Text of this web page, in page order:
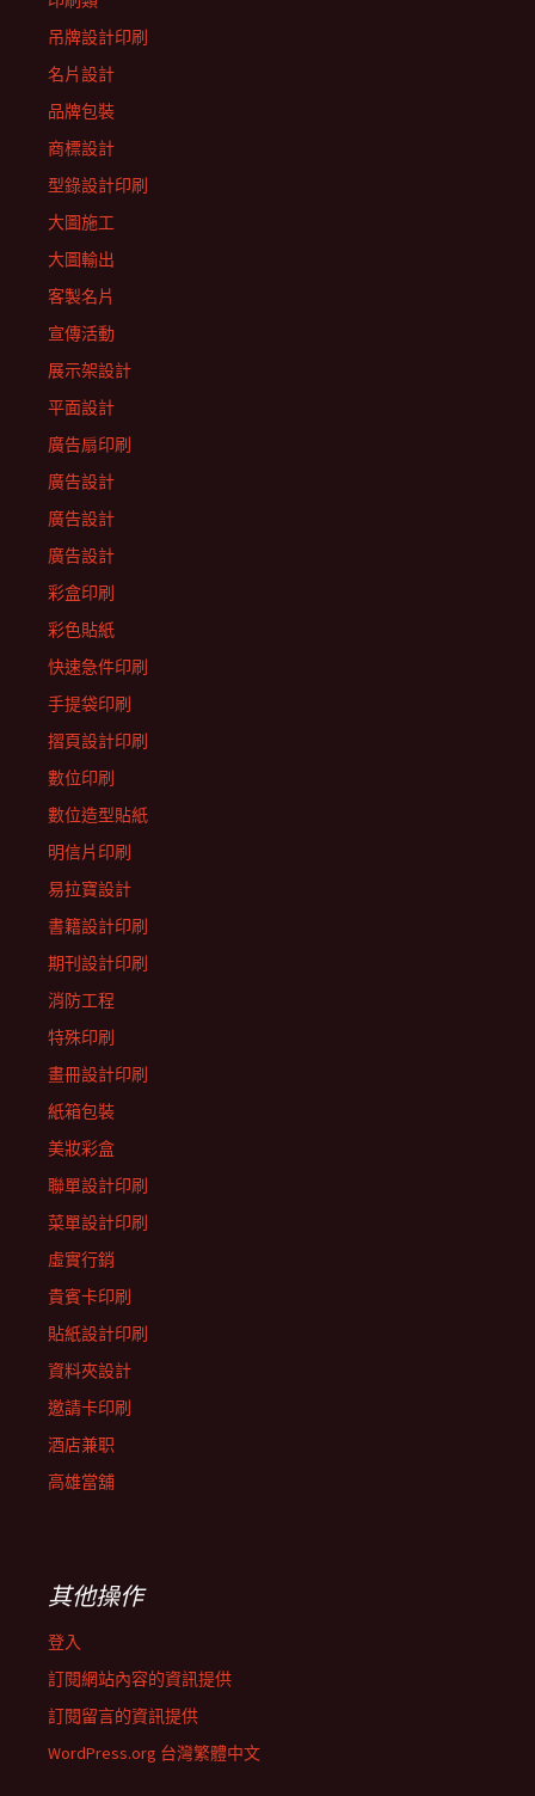
吊牌設計印刷
名片設計
品牌包裝
商標設計
型錄設計印刷
大圖施工
大圖輸出
客製名片
宣傳活動
展示架設計
平面設計
廣告扇印刷
廣告設計
廣告設計
廣告設計
彩盒印刷
彩色貼紙
快速急件印刷
手提袋印刷
摺頁設計印刷
數位印刷
數位造型貼紙
明信片印刷
易拉寶設計
書籍設計印刷
期刊設計印刷
消防工程
特殊印刷
畫冊設計印刷
紙箱包裝
美妝彩盒
聯單設計印刷
菜單設計印刷
虛實行銷
貴賓卡印刷
貼紙設計印刷
資料夾設計
邀請卡印刷
酒店兼职
高雄當舖
其他操作
登入
訂閱網站內容的資訊提供
訂閱留言的資訊提供
WordPress.org 台灣繁體中文